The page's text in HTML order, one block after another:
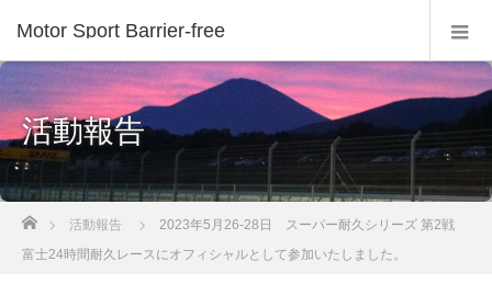
Motor Sport Barrier-free
活動報告
ホーム
活動報告
2023年5月26-28日 スーパー耐久シリーズ 第2戦
富士24時間耐久レースにオフィシャルとして参加いたしました。